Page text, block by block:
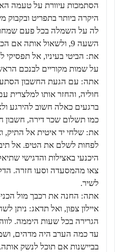
הסתמכות עיוורת על טעמה
היקרה ביותר בתפריט ובקבוק
לה על השמלה בכל פעם
השעה 9, ולשאול אותה אם הכל בסדר בכל שלוש דקות.
את: הביטי בעיניו, אל תפסיקי
על שמות מקוריים לבנכם
אתה: עם הגעת החשבון
חוליה, והחזר אותו למלצרית
ברגעים כאלה חשוב להירגע
כמו תשלום שכר דירה, חשבון
את: שלחי יד איטית אל התיק,
לפחות לשלם את הטיפ. אל
היכנעי באצילות והדגישי
צאו מהמסעדה וסעו חזרה.
לשיר.
אתה: החנה את רכבך מול
איילון צפון, ואל תדאג: ניתן
הגרירה בכל שעות היממה.
עד כמה הערב היה מדהים,
בביישנות אם תוכל לנשק אותה.